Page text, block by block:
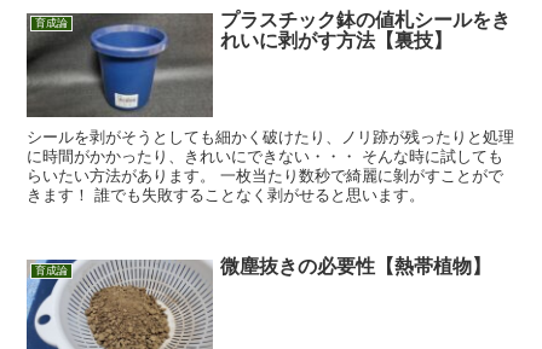
育成論
プラスチック鉢の値札シールをき
れいに剥がす方法【裏技】
シールを剥がそうとしても細かく破けたり、ノリ跡が残ったりと処理
に時間がかかったり、きれいにできない・・・ そんな時に試しても
らいたい方法があります。 一枚当たり数秒で綺麗に剝がすことがで
きます！ 誰でも失敗することなく剥がせると思います。
育成論 微塵抜きの必要性【熱帯植物】